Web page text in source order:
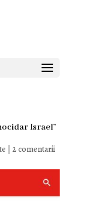
Israel”
2 comentarii